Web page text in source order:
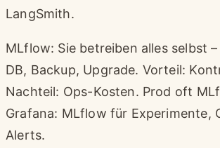
LangSmith.
MLflow: Sie betreiben alles selbst –
DB, Backup, Upgrade. Vorteil:
Nachteil: Ops-Kosten. Prod oft
Grafana: MLflow für Experimente,
Alerts.